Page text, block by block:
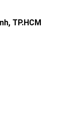
TP.HCM